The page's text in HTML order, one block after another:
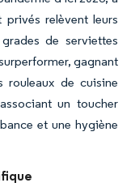
privés relèvent leurs
de serviettes
gagnant
de cuisine
un toucher
et une hygiène